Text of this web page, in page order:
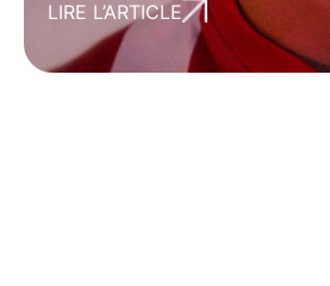
LIRE L’ARTICLE